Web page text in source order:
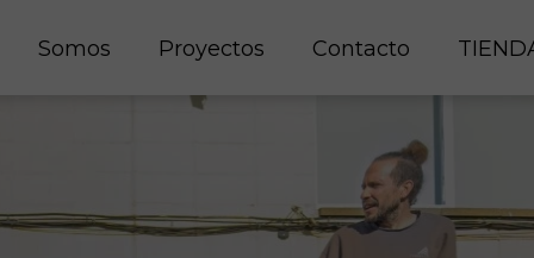
Somos Proyectos Contacto